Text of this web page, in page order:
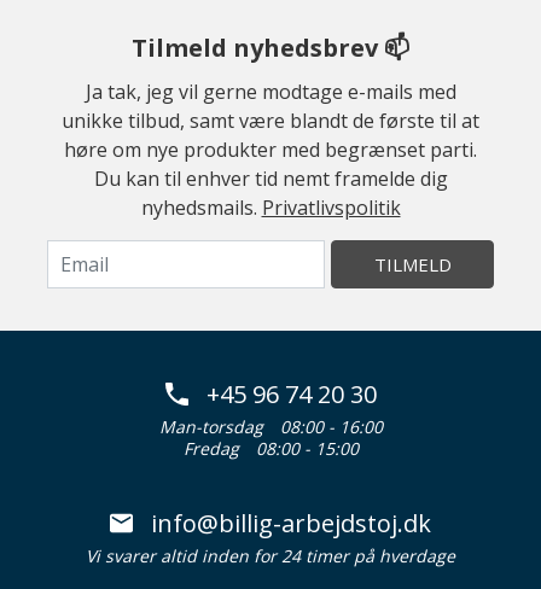
Tilmeld nyhedsbrev 📫
Ja tak, jeg vil gerne modtage e-mails med
unikke tilbud, samt være blandt de første til at
høre om nye produkter med begrænset parti.
Du kan til enhver tid nemt framelde dig
nyhedsmails. Privatlivspolitik
TILMELD
+45 96 74 20 30
Man-torsdag
08:00 - 16:00
Fredag
08:00 - 15:00
info@billig-arbejdstoj.dk
Vi svarer altid inden for 24 timer på hverdage